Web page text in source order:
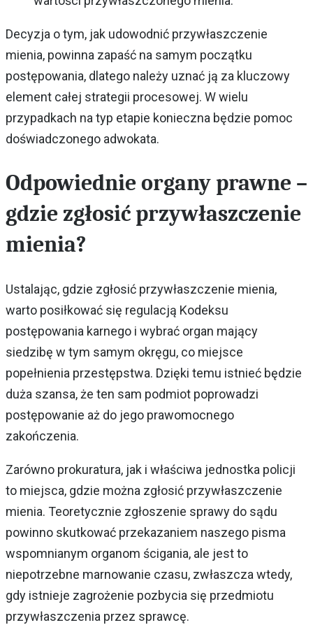
Decyzja o tym, jak udowodnić przywłaszczenie
mienia, powinna zapaść na samym początku
postępowania, dlatego należy uznać ją za kluczowy
element całej strategii procesowej. W wielu
przypadkach na typ etapie konieczna będzie pomoc
doświadczonego adwokata.
Odpowiednie organy prawne –
gdzie zgłosić przywłaszczenie
mienia?
Ustalając, gdzie zgłosić przywłaszczenie mienia,
warto posiłkować się regulacją Kodeksu
postępowania karnego i wybrać organ mający
siedzibę w tym samym okręgu, co miejsce
popełnienia przestępstwa. Dzięki temu istnieć będzie
duża szansa, że ten sam podmiot poprowadzi
postępowanie aż do jego prawomocnego
zakończenia.
Zarówno prokuratura, jak i właściwa jednostka policji
to miejsca, gdzie można zgłosić przywłaszczenie
mienia. Teoretycznie zgłoszenie sprawy do sądu
powinno skutkować przekazaniem naszego pisma
wspomnianym organom ścigania, ale jest to
niepotrzebne marnowanie czasu, zwłaszcza wtedy,
gdy istnieje zagrożenie pozbycia się przedmiotu
przywłaszczenia przez sprawcę.